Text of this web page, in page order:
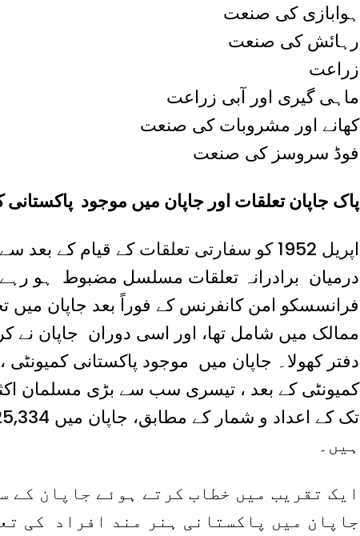
ہوابازی کی صنعت
رہائش کی صنعت
زراعت
ماہی گیری اور آبی زراعت
کھانے اور مشروبات کی صنعت
فوڈ سروسز کی صنعت
پاک جاپان تعلقات اور جاپان میں موجود پاکستانی
28 اپریل 1952 کو سفارتی تعلقات
کے قیام کے بعد
درمیان برادرانہ تعلقات مسلسل مضبوط ہو
فرانسسکو امن کانفرنس کے فوراً بعد جاپان میں
ممالک میں شامل تھا، اور اسی دوران جاپان نے
دفتر کھولا۔ جاپان میں موجود پاکستانی کمیونٹی
تک کے اعداد و شمار کے مطابق، جاپان میں 25,334 رجسٹرڈ
ہیں۔
ایک تقریب میں خطاب کرتے ہوئے جاپان کے
جاپان میں پاکستانی ہنر مند افراد کی